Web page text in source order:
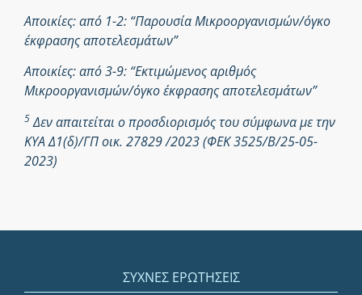
Αποικίες: από 1-2: “Παρουσία Μικροοργανισμών/όγκο
έκφρασης αποτελεσμάτων”
Αποικίες: από 3-9: “Εκτιμώμενος αριθμός
Μικροοργανισμών/όγκο έκφρασης αποτελεσμάτων”
5Δεν απαιτείται ο προσδιορισμός του σύμφωνα με την
ΚΥΑ Δ1(δ)/ΓΠ οικ. 27829 /2023 (ΦΕΚ 3525/Β/25-05-
2023)
ΣΥΧΝΕΣ ΕΡΩΤΗΣΕΙΣ